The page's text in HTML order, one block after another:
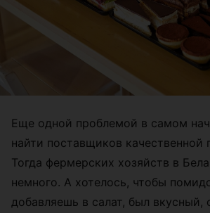
Еще одной проблемой в самом
найти поставщиков качественной
Тогда фермерских хозяйств в
немного. А хотелось, чтобы
добавляешь в салат, был вкусный,